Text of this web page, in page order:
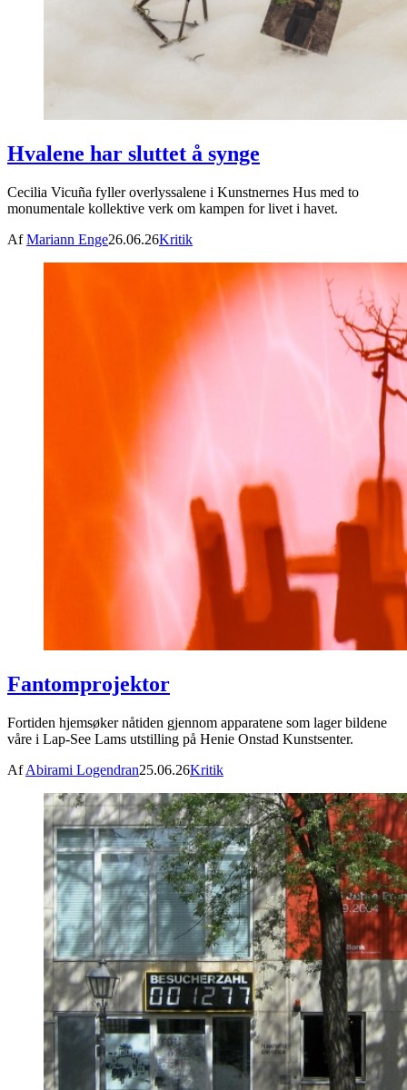
Hvalene har sluttet å synge
Cecilia Vicuña fyller overlyssalene i Kunstnernes Hus med to
monumentale kollektive verk om kampen for livet i havet.
AfMariann Enge26.06.26Kritik
Fantomprojektor
Fortiden hjemsøker nåtiden gjennom apparatene som lager bildene
våre i Lap-See Lams utstilling på Henie Onstad Kunstsenter.
AfAbirami Logendran25.06.26Kritik